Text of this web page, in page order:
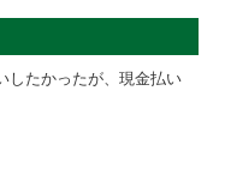
したかったが、現金払い